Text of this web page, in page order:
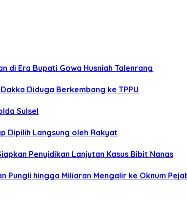
di Era Bupati Gowa Husniah Talenrang
Diduga Berkembang ke TPPU
Sulsel
Dipilih Langsung oleh Rakyat
Penyidikan Lanjutan Kasus Bibit Nanas
Pungli hingga Miliaran Mengalir ke Oknum